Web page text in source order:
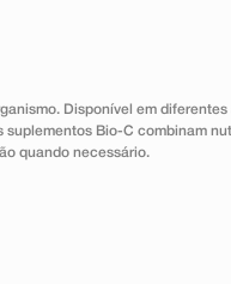
Disponível em
Bio-C combinam
quando necessário.